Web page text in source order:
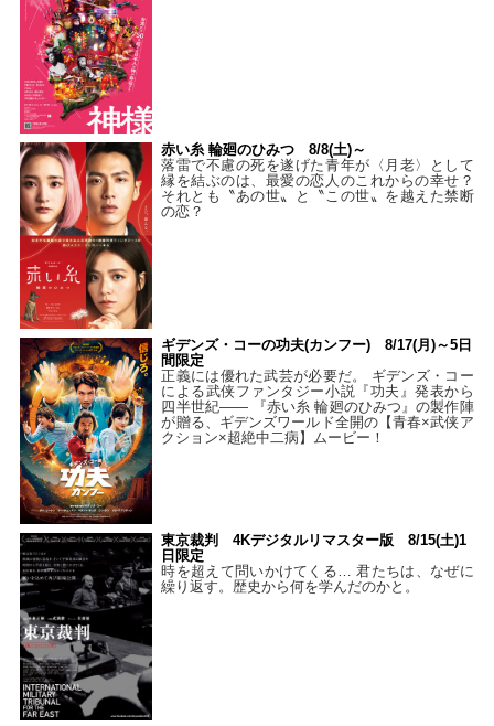
赤い糸 輪廻のひみつ 8/8(土)～
落雷で不慮の死を遂げた青年が〈月老〉として
縁を結ぶのは、最愛の恋人のこれからの幸せ？
それとも〝あの世〟と〝この世〟を越えた禁断
の恋？
ギデンズ・コーの功夫(カンフー) 8/17(月)～5日
間限定
正義には優れた武芸が必要だ。 ギデンズ・コー
による武侠ファンタジー小説『功夫』発表から
四半世紀―― 『赤い糸 輪廻のひみつ』の製作陣
が贈る、ギデンズワールド全開の【青春×武侠ア
クション×超絶中二病】ムービー！
東京裁判 4Kデジタルリマスター版 8/15(土)1
日限定
時を超えて問いかけてくる… 君たちは、なぜに
繰り返す。歴史から何を学んだのかと。